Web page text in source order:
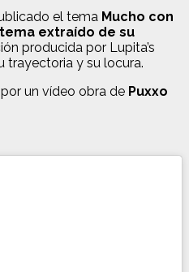
el tema Mucho con
extraído de su
producida por Lupita’s
trayectoria y su locura.
un vídeo obra de Puxxo